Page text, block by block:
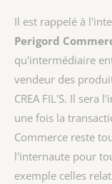
Il est rappelé à
Perigord
qu'intermédiaire
vendeur des
CREA FIL'S. Il sera
une fois la
Commerce reste
l'internaute pour
exemple celles